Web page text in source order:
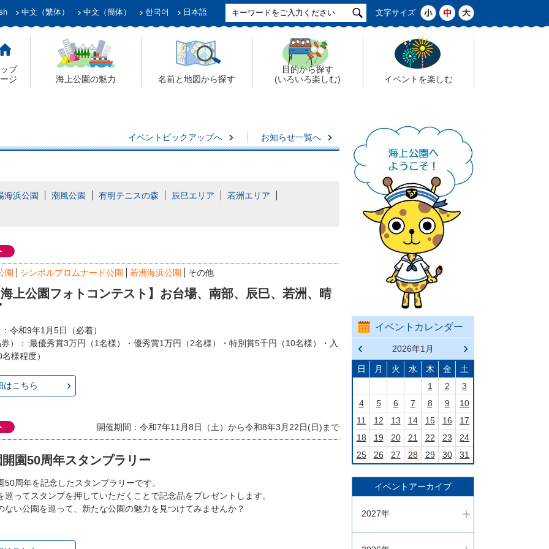
中文（繁体） 中文（簡体） 한국어 日本語 文字サイズ
プ
ジ
海上公園の魅力 名前と地図から探す
目的から探す
(いろいろ楽しむ)
イベントを楽しむ
イベントピックアップへ お知らせ一覧へ
海浜公園 潮風公園 有明テニスの森 辰巳エリア 若洲エリア
園 シンボルプロムナード公園 若洲海浜公園 その他
上公園フォトコンテスト】お台場、南部、辰巳、若洲、晴
令和9年1月5日（必着）
）：:最優秀賞3万円（1名様）・優秀賞1万円（2名様）・特別賞5千円（10名様）・入
様程度）
はこちら
開催期間：令和7年11月8日（土）から令和8年3月22日(日)まで
園50周年スタンプラリー
50周年を記念したスタンプラリーです。
巡ってスタンプを押していただくことで記念品をプレゼントします。
ない公園を巡って、新たな公園の魅力を見つけてみませんか？
イベントカレンダー
前の
月へ
戻る
2026年1月
次の
月へ
進む
日 月 火 水 木 金
土
1
2
3
4
5 6 7 8 9
10
11
12 13 14 15 16
17
18
19 20 21 22 23
24
25
26 27 28 29 30 31
イベントアーカイブ
2027年